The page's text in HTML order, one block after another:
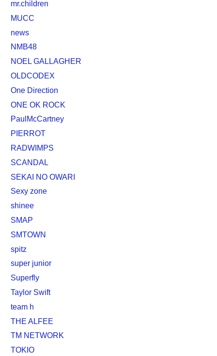
mr.children
MUCC
news
NMB48
NOEL GALLAGHER
OLDCODEX
One Direction
ONE OK ROCK
PaulMcCartney
PIERROT
RADWIMPS
SCANDAL
SEKAI NO OWARI
Sexy zone
shinee
SMAP
SMTOWN
spitz
super junior
Superfly
Taylor Swift
team h
THE ALFEE
TM NETWORK
TOKIO